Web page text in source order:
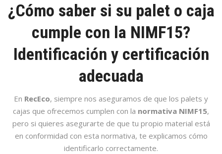
¿Cómo saber si su palet o caja
cumple con la NIMF15?
Identificación y certificación
adecuada
En RecEco, siempre nos aseguramos de que los palets y
cajas que ofrecemos cumplen con la normativa NIMF15,
pero si quieres asegurarte de que tu propio material está
en conformidad con esta normativa, te explicamos cómo
identificarlo correctamente.